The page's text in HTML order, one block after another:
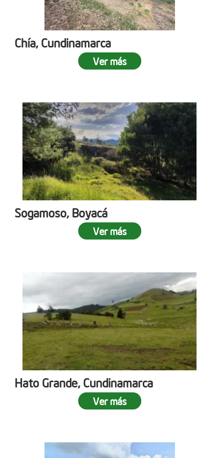
Chía, Cundinamarca
Ver más
Sogamoso, Boyacá
Ver más
Hato Grande, Cundinamarca
Ver más